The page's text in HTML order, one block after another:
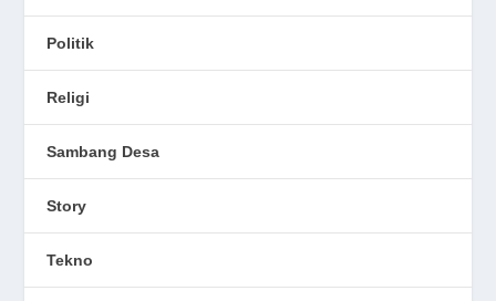
Politik
Religi
Sambang Desa
Story
Tekno